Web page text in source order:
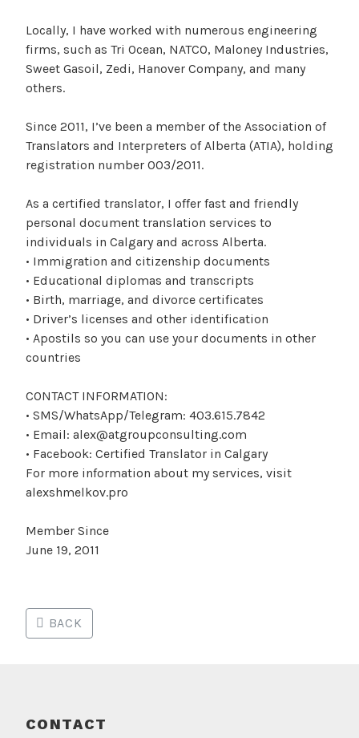
Locally, I have worked with numerous engineering
firms, such as Tri Ocean, NATCO, Maloney Industries,
Sweet Gasoil, Zedi, Hanover Company, and many
others.
Since 2011, I’ve been a member of the Association of
Translators and Interpreters of Alberta (ATIA), holding
registration number 003/2011.
As a certified translator, I offer fast and friendly
personal document translation services to
individuals in Calgary and across Alberta.
• Immigration and citizenship documents
• Educational diplomas and transcripts
• Birth, marriage, and divorce certificates
• Driver’s licenses and other identification
• Apostils so you can use your documents in other
countries
CONTACT INFORMATION:
• SMS/WhatsApp/Telegram: 403.615.7842
• Email: alex@atgroupconsulting.com
• Facebook: Certified Translator in Calgary
For more information about my services, visit
alexshmelkov.pro
Member Since
June 19, 2011
BACK
CONTACT